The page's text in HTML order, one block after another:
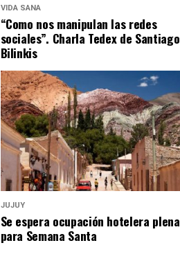
VIDA SANA
“Como nos manipulan las redes
sociales”. Charla Tedex de Santiago
Bilinkis
JUJUY
Se espera ocupación hotelera plena
para Semana Santa